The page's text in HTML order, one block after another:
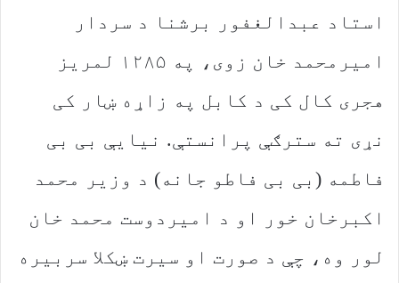
استاد عبدالغفور برشنا د سردار
امیرمحمد خان زوی، په ۱۲۸۵ لمریز
هجری کال کی د کابل په زاړه ښار کی
نړی ته سترګې پرانستې. نیایې بی بی
فاطمه (بی بی فاطو جانه) د وزیر محمد
اکبرخان خور او د امیردوست محمد خان
لور وه، چې د صورت او سیرت ښکلا سربیره